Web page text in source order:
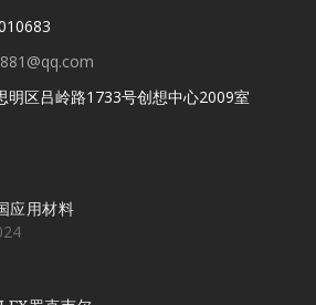
明区吕岭路1733号创想中心2009室
应用材料